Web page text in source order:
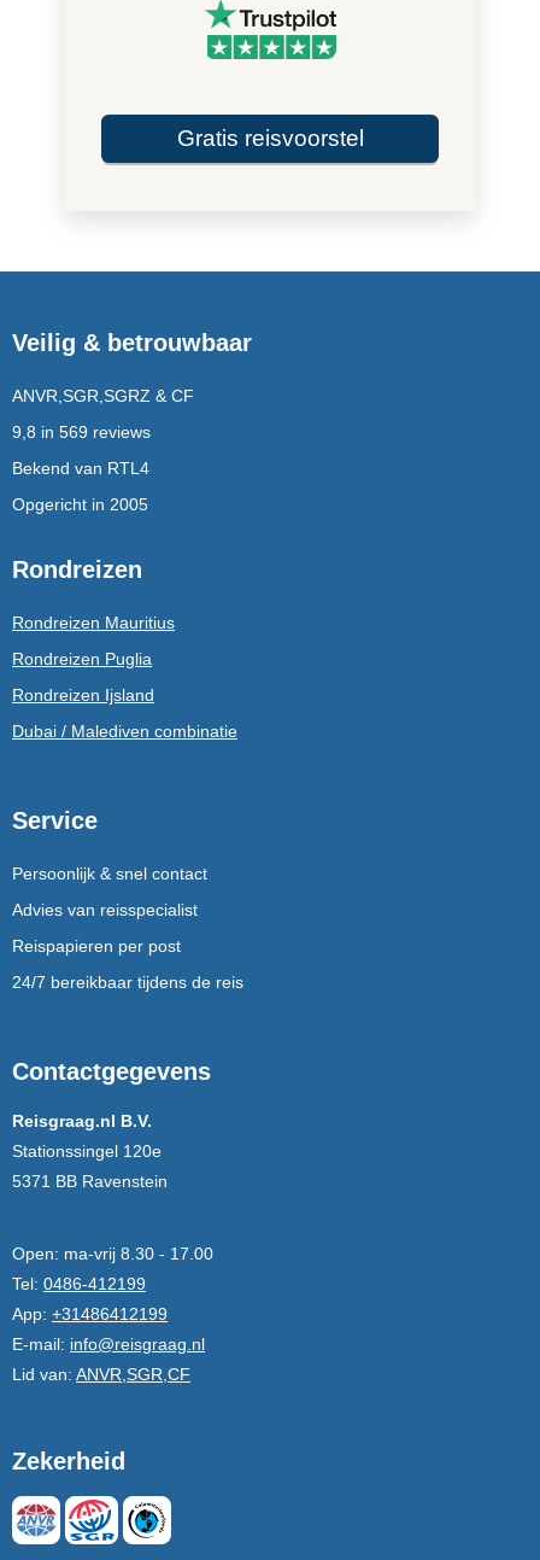
Gratis reisvoorstel
Veilig & betrouwbaar
ANVR,SGR,SGRZ & CF
9,8 in 569 reviews
Bekend van RTL4
Opgericht in 2005
Rondreizen
Rondreizen Mauritius
Rondreizen Puglia
Rondreizen Ijsland
Dubai / Malediven combinatie
Service
Persoonlijk & snel contact
Advies van reisspecialist
Reispapieren per post
24/7 bereikbaar tijdens de reis
Contactgegevens
Reisgraag.nl B.V.
Stationssingel 120e
5371 BB Ravenstein
Open: ma-vrij 8.30 - 17.00
Tel: 0486-412199
App: +31486412199
E-mail: info@reisgraag.nl
Lid van: ANVR,SGR,CF
Zekerheid